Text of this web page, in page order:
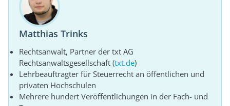
Matthias Trinks
Rechtsanwalt, Partner der txt AG
Rechtsanwaltsgesellschaft (txt.de)
Lehrbeauftragter für Steuerrecht an öffentlichen und
privaten Hochschulen
Mehrere hundert Veröffentlichungen in der Fach- und